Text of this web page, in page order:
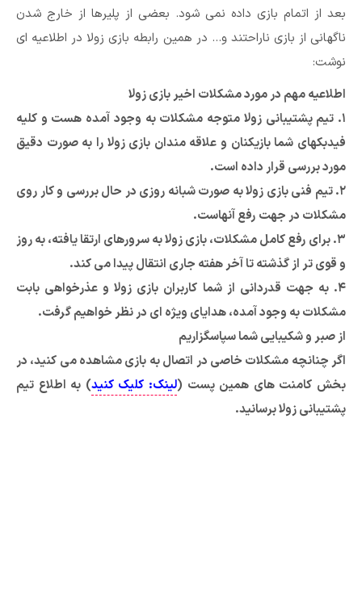
بعد از اتمام بازی داده نمی شود. بعضی از پلیرها از خارج شدن
ناگهانی از بازی ناراحتند و… در همین رابطه بازی زولا در اطلاعیه ای
نوشت:
اطلاعیه مهم در مورد مشکلات اخیر بازی زولا
۱. تیم پشتیبانی زولا متوجه مشکلات به وجود آمده هست و کلیه
فیدبکهای شما بازیکنان و علاقه مندان بازی زولا را به صورت دقیق
مورد بررسی قرار داده است.
۲. تیم فنی بازی زولا به صورت شبانه روزی در حال بررسی و کار روی
مشکلات در جهت رفع آنهاست.
۳. برای رفع کامل مشکلات، بازی زولا به سرورهای ارتقا یافته، به روز
و قوی تر از گذشته تا آخر هفته جاری انتقال پیدا می کند.
۴. به جهت قدردانی از شما کاربران بازی زولا و عذرخواهی بابت
مشکلات به وجود آمده، هدایای ویژه ای در نظر خواهیم گرفت.
از صبر و شکیبایی شما سپاسگزاریم
اگر چنانچه مشکلات خاصی در اتصال به بازی مشاهده می کنید، در
بخش کامنت های همین پست (لینک: کلیک کنید) به اطلاع تیم
پشتیبانی زولا برسانید.